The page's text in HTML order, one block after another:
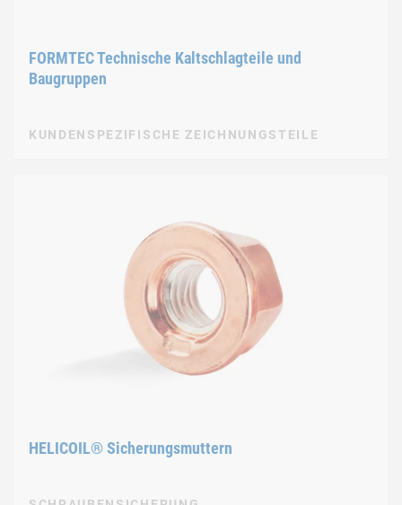
FORMTEC Technische Kaltschlagteile und
Baugruppen
KUNDENSPEZIFISCHE ZEICHNUNGSTEILE
HELICOIL® Sicherungsmuttern